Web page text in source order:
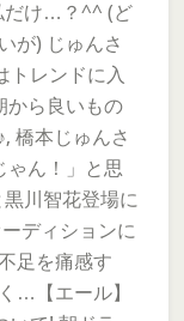
だけ…？^^ (ど
が) じゅんさ
トレンドに入
から良いもの
橋本じゅんさ
ゃん！」と思
川智花登場に
ディションに
足を痛感す
…【エール】